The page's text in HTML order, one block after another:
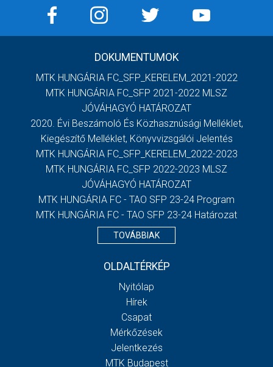
DOKUMENTUMOK
MTK HUNGÁRIA FC_SFP_KERELEM_2021-2022
MTK HUNGÁRIA FC_SFP 2021-2022 MLSZ
JÓVÁHAGYÓ HATÁROZAT
2020. Évi Beszámoló És Közhasznúsági Melléklet,
Kiegészítő Melléklet, Könyvvizsgálói Jelentés
MTK HUNGÁRIA FC_SFP_KERELEM_2022-2023
MTK HUNGÁRIA FC_SFP 2022-2023 MLSZ
JÓVÁHAGYÓ HATÁROZAT
MTK HUNGÁRIA FC - TAO SFP 23-24 Program
MTK HUNGÁRIA FC - TAO SFP 23-24 Határozat
TOVÁBBIAK
OLDALTÉRKÉP
Nyitólap
Hírek
Csapat
Mérkőzések
Jelentkezés
MTK Budapest